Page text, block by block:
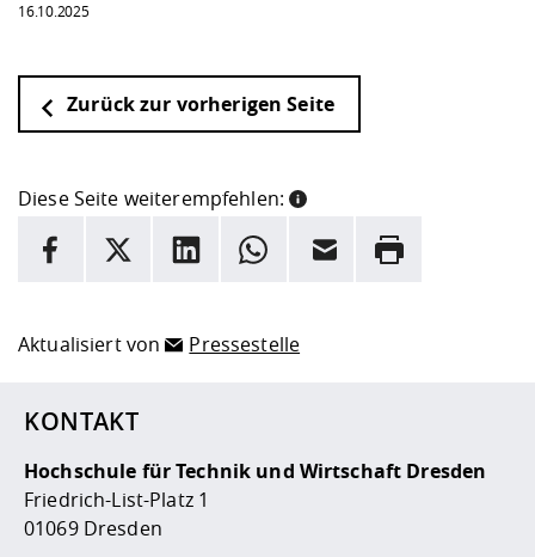
16.10.2025
Zurück zur vorherigen Seite
Diese Seite weiterempfehlen:
INFORMATION
Hier stehen weitere Informationen und ein Link zur
Facebook
X LinkedInWhatsappE-Mail Drucken
Aktualisiert von Pressestelle
KONTAKT
Hochschule für Technik und Wirtschaft Dresden
Friedrich-List-Platz 1
01069 Dresden